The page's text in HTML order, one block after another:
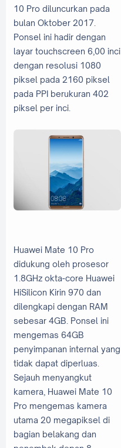
10 Pro diluncurkan pada
bulan Oktober 2017.
Ponsel ini hadir dengan
layar touchscreen 6,00 inci
dengan resolusi 1080
piksel pada 2160 piksel
pada PPI berukuran 402
piksel per inci.
Huawei Mate 10 Pro
didukung oleh prosesor
1.8GHz okta-core Huawei
HiSilicon Kirin 970 dan
dilengkapi dengan RAM
sebesar 4GB. Ponsel ini
mengemas 64GB
penyimpanan internal yang
tidak dapat diperluas.
Sejauh menyangkut
kamera, Huawei Mate 10
Pro mengemas kamera
utama 20 megapiksel di
bagian belakang dan